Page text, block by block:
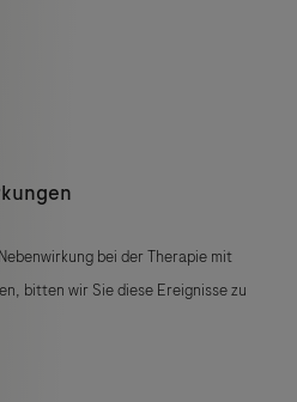
bei der Therapie mit
bitten wir Sie diese Ereignisse zu